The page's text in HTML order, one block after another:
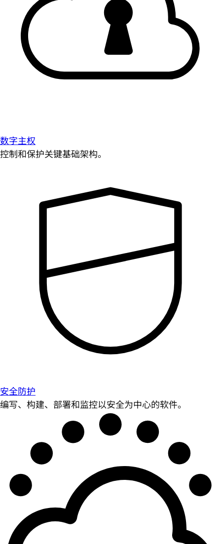
数字主权
控制和保护关键基础架构。
安全防护
编写、构建、部署和监控以安全为中心的软件。